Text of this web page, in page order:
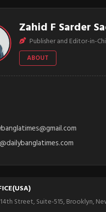
Zahid F Sarder
Publisher and Editor-in-
ABOUT
Street, Suite-515, Brooklyn,